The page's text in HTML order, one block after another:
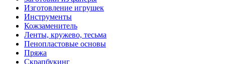
Изготовление игрушек
Инструменты
Кожзаменитель
Ленты, кружево, тесьма
Пенопластовые основы
Пряжа
Скрапбукинг